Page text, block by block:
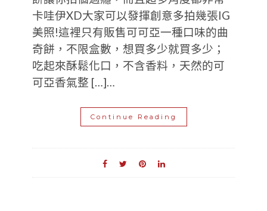
卡哇伊XD大家可以發揮創意多拍幾張IG
美照!這裡只有販售可可亞一種口味的曲
奇餅，不限盒數，想買多少就買多少；
吃起來酥鬆化口，不含香料，天然的可
可亞香氣整 […]…
Continue Reading